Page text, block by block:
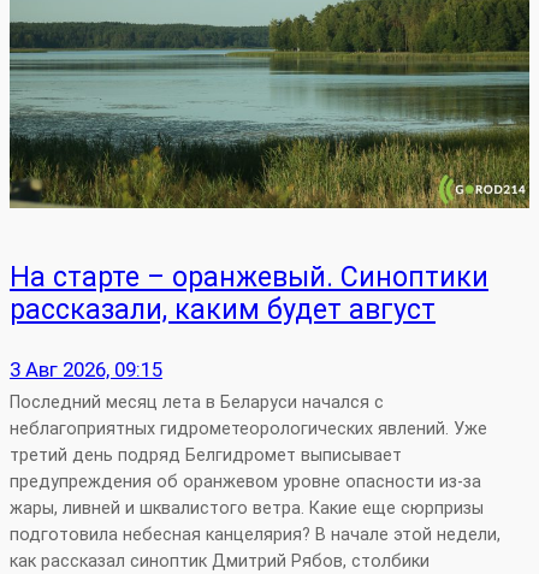
На старте – оранжевый. Синоптики
рассказали, каким будет август
3 Авг 2026, 09:15
Последний месяц лета в Беларуси начался с
неблагоприятных гидрометеорологических явлений. Уже
третий день подряд Белгидромет выписывает
предупреждения об оранжевом уровне опасности из-за
жары, ливней и шквалистого ветра. Какие еще сюрпризы
подготовила небесная канцелярия? В начале этой недели,
как рассказал синоптик Дмитрий Рябов, столбики